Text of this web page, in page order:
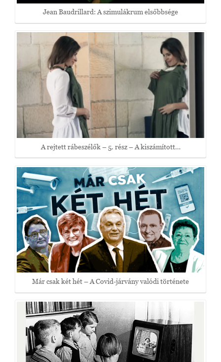
Jean Baudrillard: A szimulákrum elsőbbsége
A rejtett rábeszélők – 5. rész – A kiszámított…
Már csak két hét – A Covid-járvány valódi története